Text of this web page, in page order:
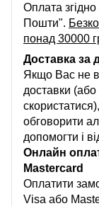
Оплата
Пошти".
понад 30000
Доставка за
Якщо Вас не
доставки
обговорити
допомогти і
Онлайн
Mastercard
Оплатити
Visa або